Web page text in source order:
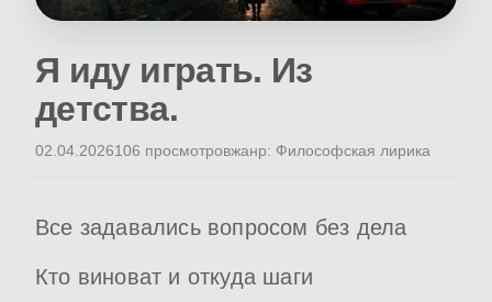
Я иду играть. Из
детства.
02.04.2026106 просмотровжанр: Философская лирика
Все задавались вопросом без дела
Кто виноват и откуда шаги